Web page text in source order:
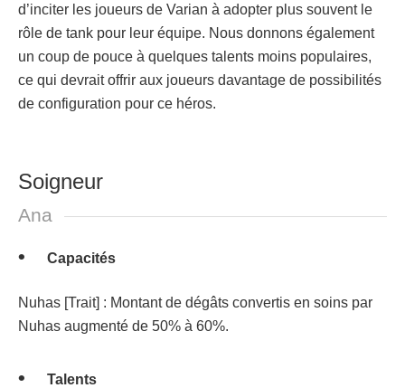
d’inciter les joueurs de Varian à adopter plus souvent le
rôle de tank pour leur équipe. Nous donnons également
un coup de pouce à quelques talents moins populaires,
ce qui devrait offrir aux joueurs davantage de possibilités
de configuration pour ce héros.
Soigneur
Ana
Capacités
Nuhas [Trait] : Montant de dégâts convertis en soins par
Nuhas augmenté de 50% à 60%.
Talents